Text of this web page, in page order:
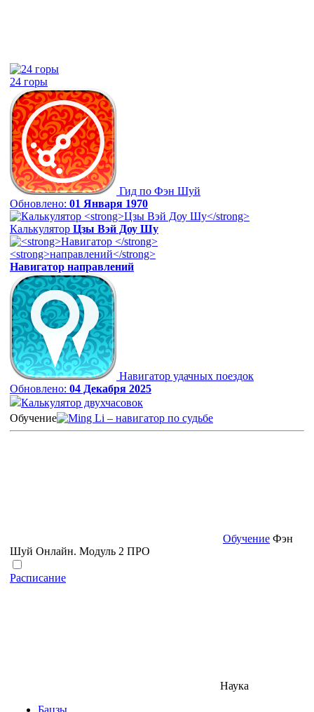
24 горы
Гид по Фэн Шуй
Обновлено: 01 Января 1970
Калькулятор Цзы Вэй Доу Шу
Навигатор направлений
Навигатор удачных поездок
Обновлено: 04 Декабря 2025
Калькулятор двухчасовок
Обучение
Обучение Фэн
Шуй Онлайн. Модуль 2 ПРО
Расписание
Наука
Бацзы